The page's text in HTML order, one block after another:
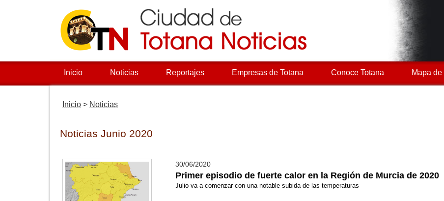
Inicio Noticias Reportajes Empresas de Totana Conoce Totana Mapa de
Inicio > Noticias
Noticias Junio 2020
30/06/2020
Primer episodio de fuerte calor en la Región de Murcia de 2020
Julio va a comenzar con una notable subida de las temperaturas